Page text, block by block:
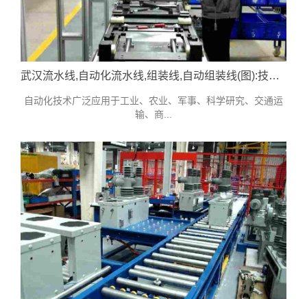
武汉流水线,自动化流水线,组装线,自动组装线(图):技术参考
自动化技术广泛应用于工业、农业、军事、科学研究、交通运
输、商...